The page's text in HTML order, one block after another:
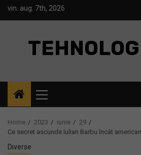
Skipvin. aug. 7th, 2026
Menu
Home 2023 iunie
29
Ce secret ascunde Iulian Barbu încât
Diverse